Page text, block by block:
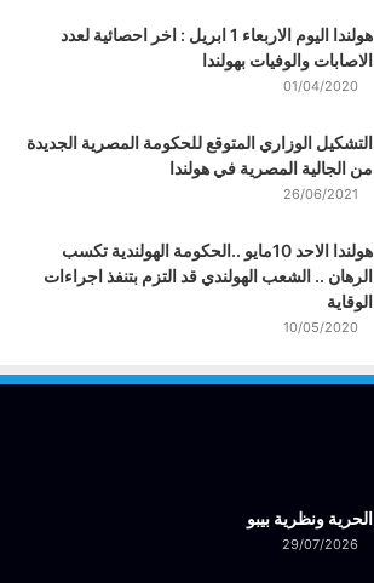
هولندا اليوم الاربعاء 1 ابريل : اخر احصائية لعدد
الاصابات والوفيات بهولندا
01/04/2020
التشكيل الوزاري المتوقع للحكومة المصرية الجديدة
من الجالية المصرية في هولندا
26/06/2021
هولندا الاحد 10مايو ..الحكومة الهولندية تكسب
الرهان .. الشعب الهولندي قد التزم بتنفذ اجراءات
الوقاية
10/05/2020
الحرية ونظرية بيبو
29/07/2026